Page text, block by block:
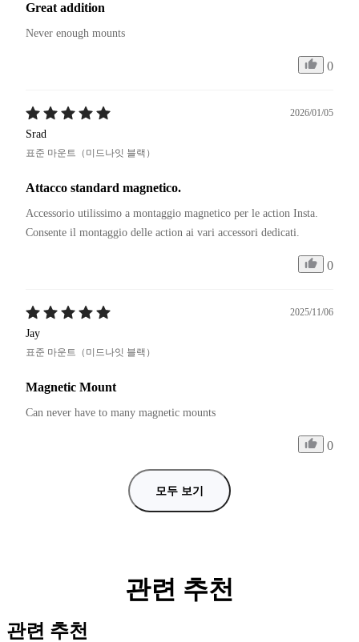
Great addition
Never enough mounts
0
2026/01/05
Srad
표준 마운트（미드나잇 블랙）
Attacco standard magnetico.
Accessorio utilissimo a montaggio magnetico per le action Insta.
Consente il montaggio delle action ai vari accessori dedicati.
0
2025/11/06
Jay
표준 마운트（미드나잇 블랙）
Magnetic Mount
Can never have to many magnetic mounts
0
모두 보기
관련 추천
관련 추천